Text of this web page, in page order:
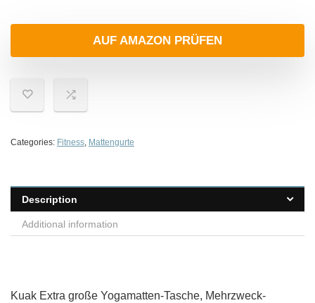
AUF AMAZON PRÜFEN
Categories: Fitness, Mattengurte
Description
Additional information
Kuak Extra große Yogamatten-Tasche, Mehrzweck-